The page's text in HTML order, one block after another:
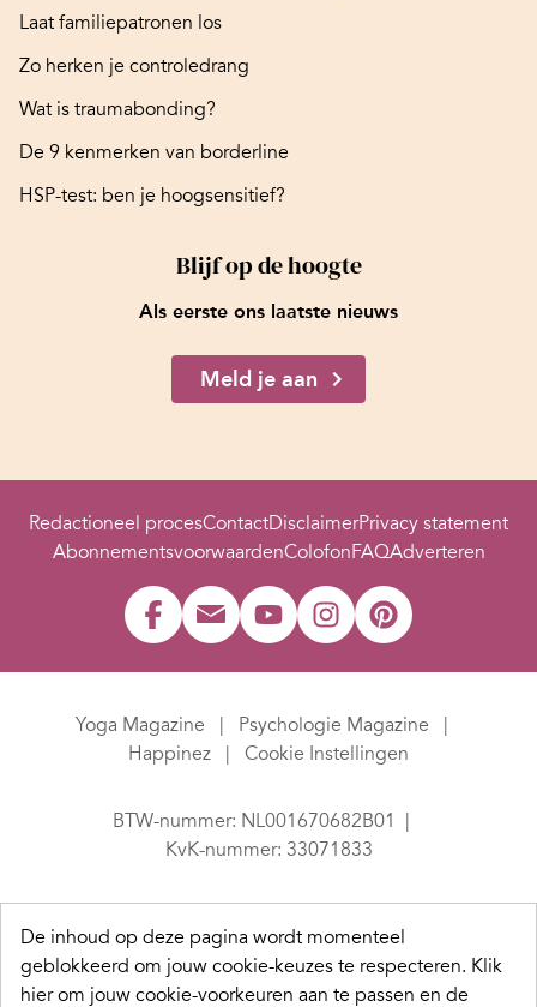
Laat familiepatronen los
Zo herken je controledrang
Wat is traumabonding?
De 9 kenmerken van borderline
HSP-test: ben je hoogsensitief?
Blijf op de hoogte
Als eerste ons laatste nieuws
Meld je aan
Redactioneel procesContactDisclaimerPrivacy statement
AbonnementsvoorwaardenColofonFAQAdverteren
Yoga Magazine
Psychologie Magazine
Happinez
Cookie Instellingen
BTW-nummer: NL001670682B01
KvK-nummer: 33071833
De inhoud op deze pagina wordt momenteel
geblokkeerd om jouw cookie-keuzes te respecteren. Klik
hier om jouw cookie-voorkeuren aan te passen en de